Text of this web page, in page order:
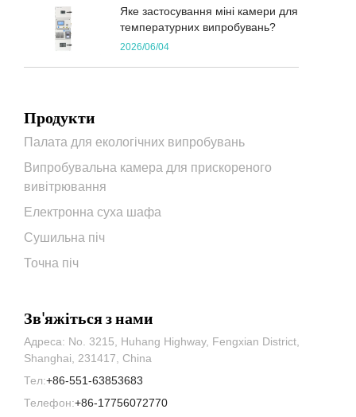
Яке застосування міні камери для
температурних випробувань?
2026/06/04
Продукти
Палата для екологічних випробувань
Випробувальна камера для прискореного
вивітрювання
Електронна суха шафа
Сушильна піч
Точна піч
Зв'яжіться з нами
Адреса: No. 3215, Huhang Highway, Fengxian District,
Shanghai, 231417, China
Тел:+86-551-63853683
Телефон:+86-17756072770